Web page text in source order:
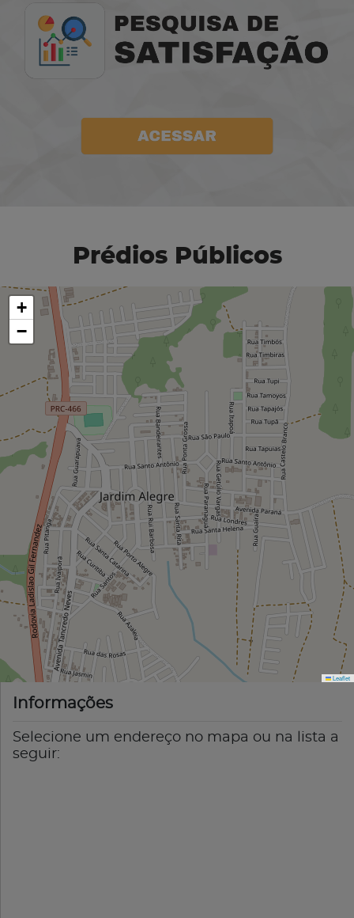
Prédios Públicos
+
−
Leaflet
Informações
Selecione um endereço no mapa ou na lista a
seguir: